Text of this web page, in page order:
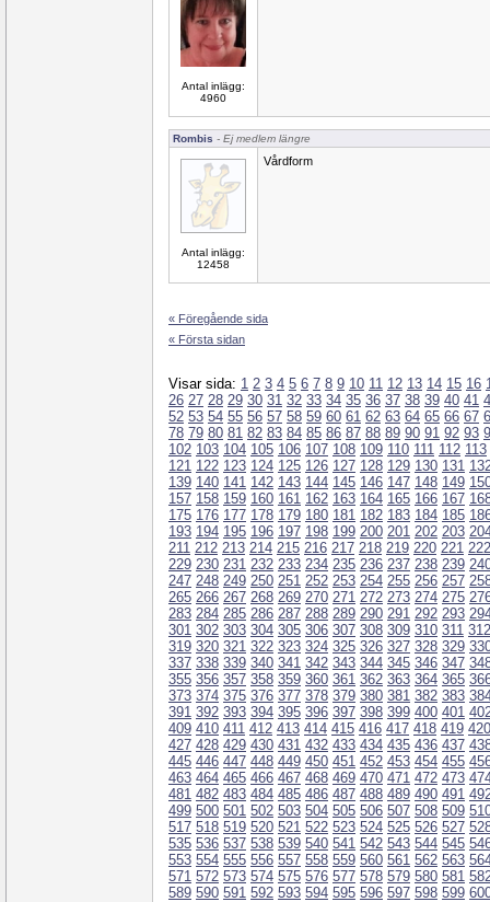
Antal inlägg:
4960
Rombis - Ej medlem längre
Antal inlägg:
12458
Vårdform
« Föregående sida
« Första sidan
Visar sida: 1 2 3 4 5 6 7 8 9 10 11 12 13 14 15 16
26 27 28 29 30 31 32 33 34 35 36 37 38 39 40 41
52 53 54 55 56 57 58 59 60 61 62 63 64 65 66 67
78 79 80 81 82 83 84 85 86 87 88 89 90 91 92 93
102 103 104 105 106 107 108 109 110 111 112 113
121 122 123 124 125 126 127 128 129 130 131
139 140 141 142 143 144 145 146 147 148 149
157 158 159 160 161 162 163 164 165 166 167
175 176 177 178 179 180 181 182 183 184 185
193 194 195 196 197 198 199 200 201 202 203
211 212 213 214 215 216 217 218 219 220 221 222
229 230 231 232 233 234 235 236 237 238 239
247 248 249 250 251 252 253 254 255 256 257
265 266 267 268 269 270 271 272 273 274 275
283 284 285 286 287 288 289 290 291 292 293
301 302 303 304 305 306 307 308 309 310 311 312
319 320 321 322 323 324 325 326 327 328 329
337 338 339 340 341 342 343 344 345 346 347
355 356 357 358 359 360 361 362 363 364 365
373 374 375 376 377 378 379 380 381 382 383
391 392 393 394 395 396 397 398 399 400 401
409 410 411 412 413 414 415 416 417 418 419 420
427 428 429 430 431 432 433 434 435 436 437
445 446 447 448 449 450 451 452 453 454 455
463 464 465 466 467 468 469 470 471 472 473
481 482 483 484 485 486 487 488 489 490 491
499 500 501 502 503 504 505 506 507 508 509
517 518 519 520 521 522 523 524 525 526 527
535 536 537 538 539 540 541 542 543 544 545
553 554 555 556 557 558 559 560 561 562 563
571 572 573 574 575 576 577 578 579 580 581
589 590 591 592 593 594 595 596 597 598 599